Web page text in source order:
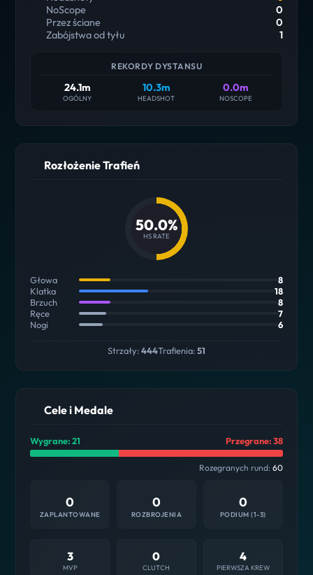
NoScope
0
Przez ściane
0
Zabójstwa od tyłu
1
REKORDY DYSTANSU
24.1m
OGÓLNY
10.3m
HEADSHOT
0.0m
NOSCOPE
Rozłożenie Trafień
50.0%
HS RATE
Głowa
8
Klatka
18
Brzuch
8
Ręce
7
Nogi
6
Strzały:444Trafienia:51
Cele i Medale
Wygrane: 21 Przegrane: 38
Rozegranych rund: 60
0
ZAPLANTOWANE
0
ROZBROJENIA
0
PODIUM (1-3)
3
MVP
0
CLUTCH
4
PIERWSZA KREW